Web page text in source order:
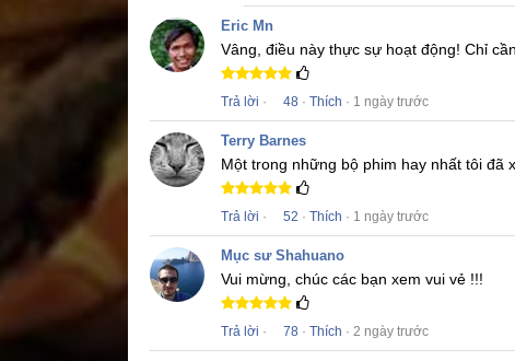
Eric Mn
Vâng, điều này thực sự hoạt động! Chỉ
Trả lời · 48 · Thích · 1 ngày trước
Terry Barnes
Một trong những bộ phim hay nhất tôi đã
Trả lời · 52 · Thích · 1 ngày trước
Mục sư Shahuano
Vui mừng, chúc các bạn xem vui vẻ !!!
Trả lời · 78 · Thích · 2 ngày trước